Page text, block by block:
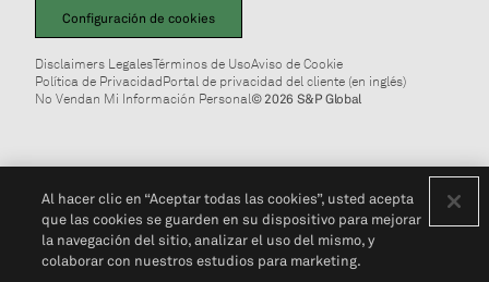
Configuración de cookies
Disclaimers LegalesTérminos de UsoAviso de Cookie
Política de PrivacidadPortal de privacidad del cliente (en inglés)
No Vendan Mi Información Personal© 2026 S&P Global
Al hacer clic en “Aceptar todas las cookies”, usted acepta
que las cookies se guarden en su dispositivo para mejorar
la navegación del sitio, analizar el uso del mismo, y
colaborar con nuestros estudios para marketing.